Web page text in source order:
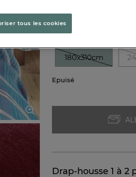
Caractéristique : Drap
180x310cm
Epuisé
Drap-housse 1 à 2
tous les cookies